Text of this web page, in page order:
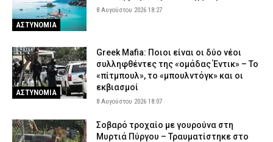
ΑΣΤΥΝΟΜΙΑ
8 Αυγούστου 2026 18:27
ΑΣΤΥΝΟΜΙΑ
Greek Mafia: Ποιοι είναι οι δύο νέοι
συλληφθέντες της «ομάδας Έντικ» – Το
«πίτμπουλ», το «μπουλντόγκ» και οι
εκβιασμοί
8 Αυγούστου 2026 18:07
Σοβαρό τροχαίο με γουρούνα στη
Μυρτιά Πύργου – Τραυματίστηκε στο